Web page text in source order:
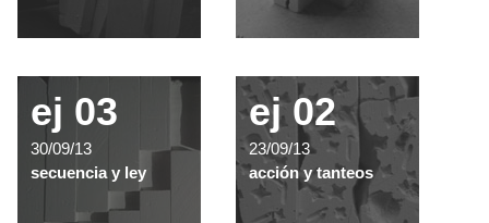
ej 03
30/09/13
secuencia y ley
ej 02
23/09/13
acción y tanteos